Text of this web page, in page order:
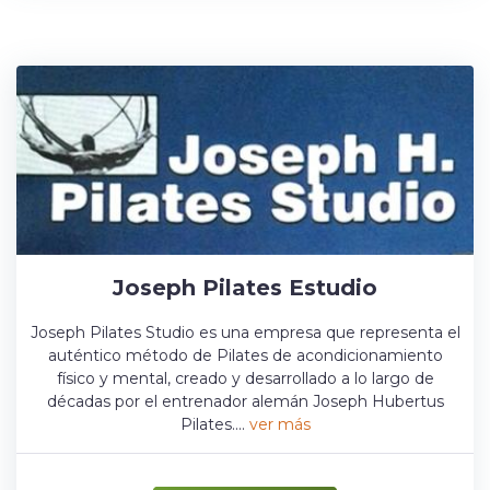
Joseph Pilates Estudio
Joseph Pilates Studio es una empresa que representa el
auténtico método de Pilates de acondicionamiento
físico y mental, creado y desarrollado a lo largo de
décadas por el entrenador alemán Joseph Hubertus
Pilates.... ver más